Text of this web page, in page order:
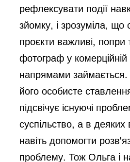
рефлексувати події
зйомку, і зрозуміла, що
проєкти важливі,
фотограф у
напрямами
його особисте
підсвічує існуючі
суспільство, а в
навіть допомогти
проблему. Тож Ольга і